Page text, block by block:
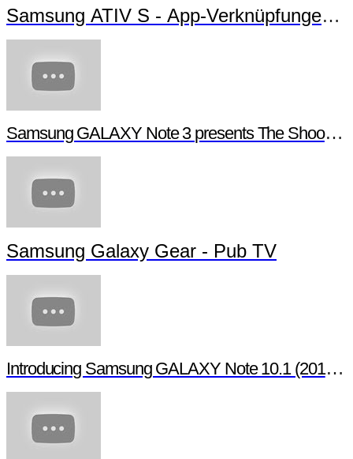
Samsung ATIV S - App-Verknüpfungen
Samsung GALAXY Note 3 presents The Shoot -
Samsung Galaxy Gear - Pub TV
Introducing Samsung GALAXY Note 10.1 (2014